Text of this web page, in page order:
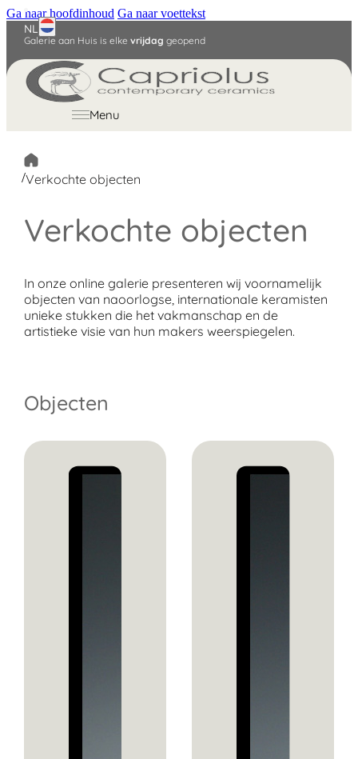
Ga naar hoofdinhoud Ga naar voettekst
Galerie aan Huis is elke vrijdag geopend
NL
English
Menu
/Verkochte objecten
Verkochte objecten
In onze online galerie presenteren wij voornamelijk
objecten van naoorlogse, internationale keramisten
unieke stukken die het vakmanschap en de
artistieke visie van hun makers weerspiegelen.
Objecten